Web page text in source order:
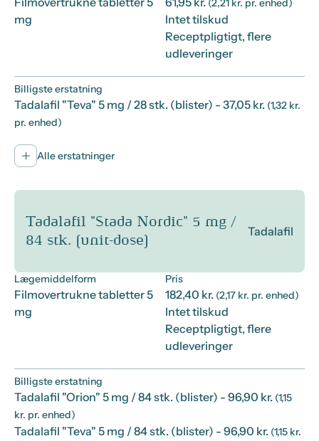
mg
(2,21 kr. pr. enhed)
Intet tilskud
Receptpligtigt, flere
udleveringer
Billigste erstatning
Tadalafil "Teva" 5 mg / 28 stk. (blister) - 37,05 kr. (1,32 kr.
pr. enhed)
Alle erstatninger
Tadalafil "Stada Nordic" 5 mg /
84 stk. (unit-dose)
Tadalafil
Lægemiddelform
Filmovertrukne tabletter 5
mg
Pris
182,40 kr. (2,17 kr. pr. enhed)
Intet tilskud
Receptpligtigt, flere
udleveringer
Billigste erstatning
Tadalafil "Orion" 5 mg / 84 stk. (blister) - 96,90 kr. (1,15
kr. pr. enhed)
Tadalafil "Teva" 5 mg / 84 stk. (blister) - 96,90 kr. (1,15 kr.